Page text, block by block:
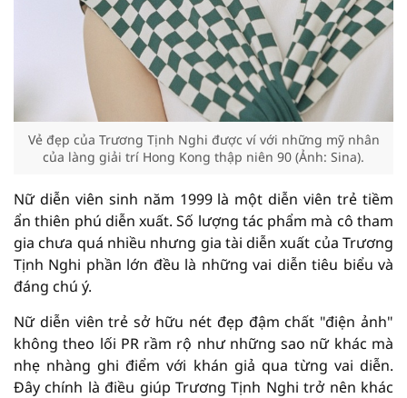
Vẻ đẹp của Trương Tịnh Nghi được ví với những mỹ nhân
của làng giải trí Hong Kong thập niên 90 (Ảnh: Sina).
Nữ diễn viên sinh năm 1999 là một diễn viên trẻ tiềm
ẩn thiên phú diễn xuất. Số lượng tác phẩm mà cô tham
gia chưa quá nhiều nhưng gia tài diễn xuất của Trương
Tịnh Nghi phần lớn đều là những vai diễn tiêu biểu và
đáng chú ý.
Nữ diễn viên trẻ sở hữu nét đẹp đậm chất "điện ảnh"
không theo lối PR rầm rộ như những sao nữ khác mà
nhẹ nhàng ghi điểm với khán giả qua từng vai diễn.
Đây chính là điều giúp Trương Tịnh Nghi trở nên khác